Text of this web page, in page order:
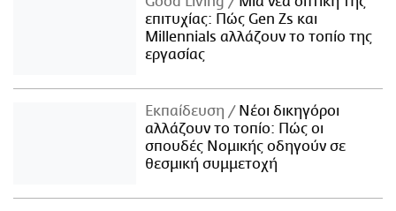
επιτυχίας: Πώς Gen Zs και
Millennials αλλάζουν το τοπίο της
εργασίας
Εκπαίδευση
Νέοι δικηγόροι
αλλάζουν το τοπίο: Πώς οι
σπουδές Νομικής οδηγούν σε
θεσμική συμμετοχή